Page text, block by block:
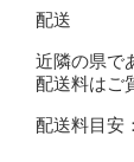
配送
近隣の県で
配送料はご
配送料目安